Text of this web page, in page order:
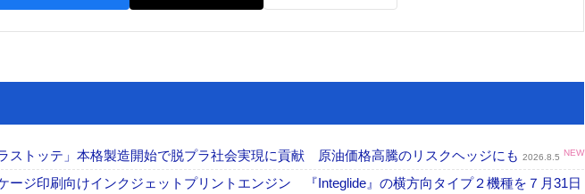
トッテ」本格製造開始で脱プラ社会実現に貢献 原油価格高騰のリスクヘッジにも 2026.8.5 NEW
ジ印刷向けインクジェットプリントエンジン 『Integlide』の横方向タイプ２機種を７月31日